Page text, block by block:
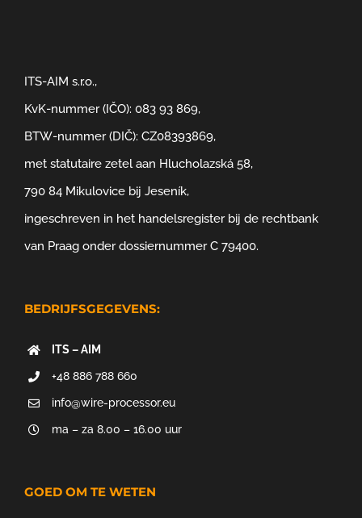
ITS-AIM s.r.o.,
KvK-nummer (IČO): 083 93 869,
BTW-nummer (DIČ): CZ08393869,
met statutaire zetel aan Hlucholazská 58,
790 84 Mikulovice bij Jeseník,
ingeschreven in het handelsregister bij de rechtbank
van Praag onder dossiernummer C 79400.
BEDRIJFSGEGEVENS:
ITS – AIM
+48 886 788 660
info@wire-processor.eu
ma – za 8.00 – 16.00 uur
GOED OM TE WETEN